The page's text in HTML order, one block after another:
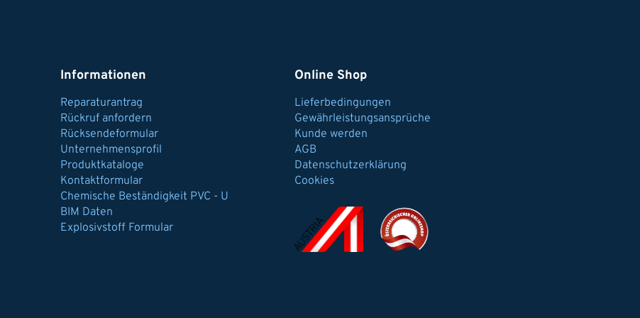
Informationen
Reparaturantrag
Rückruf anfordern
Rücksendeformular
Unternehmensprofil
Produktkataloge
Kontaktformular
Chemische Beständigkeit PVC - U
BIM Daten
Explosivstoff Formular
Online Shop
Lieferbedingungen
Gewährleistungsansprüche
Kunde werden
AGB
Datenschutzerklärung
Cookies